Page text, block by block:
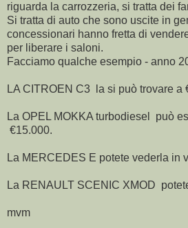
riguarda la carrozzeria, si tratta dei
Si tratta di auto che sono uscite in
concessionari hanno fretta di
per liberare i saloni.
Facciamo qualche esempio - anno
LA CITROEN C3 la si può trovare a
La OPEL MOKKA turbodiesel può
€15.000.
La MERCEDES E potete vederla in
La RENAULT SCENIC XMOD
mvm